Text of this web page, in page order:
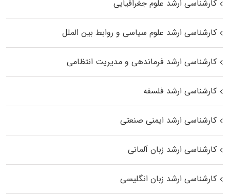
کارشناسی ارشد علوم جغرافیایی
کارشناسی ارشد علوم سیاسی و روابط بین الملل
کارشناسی ارشد فرماندهی و مدیریت انتظامی
کارشناسی ارشد فلسفه
کارشناسی ارشد ایمنی صنعتی
کارشناسی ارشد زبان آلمانی
کارشناسی ارشد زبان انگلیسی